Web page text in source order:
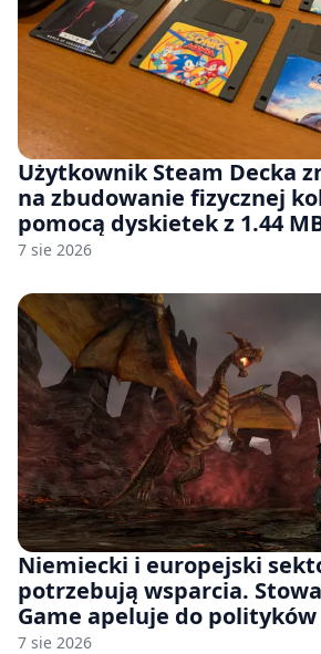
Użytkownik Steam Decka
na zbudowanie fizycznej
pomocą dyskietek z 1.44
7 sie 2026
Niemiecki i europejski
potrzebują wsparcia.
Game apeluje do polityków
7 sie 2026